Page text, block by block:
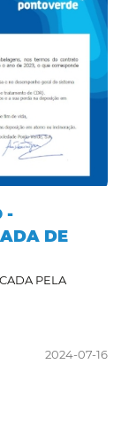
-
DE
PELA
2024-07-16